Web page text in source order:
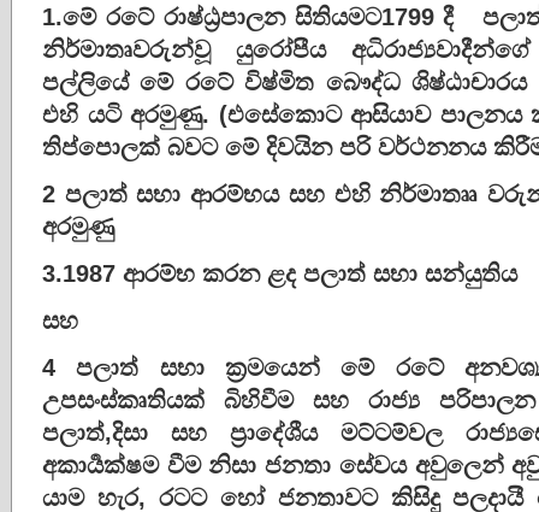
1.මේ රටේ රාෂ්ඨ්‍රපාලන සිතියමට1799 දී
නිර්මාතෘවරුන්වූ
යුරෝපීය
අධිරාජ්‍යවාදීන්ගේ
පල්ලියේ මේ රටේ විෂ්මිත බෞද්ධ ශිෂ්ඨාචාරය
එහි යටි අරමුණු. (එසේකොට ආසියාව පාලනය
තිප්පොලක් බවට මේ දිවයින පරි වර්ථනනය
2 පලාත් සභා ආරම්භය සහ එහි නිර්මාතෲ
අරමුණු
3.1987 ආරම්භ කරන ළද පලාත් සභා සන්යුතිය
සහ
4පලාත් සභා ක්‍රමයෙන් මේ රටේ
උපසංස්කෘතියක්
බිහිවීම සහ රාජ්‍ය
පරිපාලන
පලාත්,දිසා සහ ප්‍රාදේශීය මට්ටම්වල
අකාර්‍යක්ෂම වීම නිසා ජනතා සේවය අවුලෙන්
යාම හැර, රටට හෝ ජනතාවට කිසිදු පලදායී